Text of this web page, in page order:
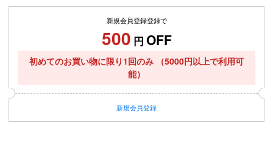
新規会員登録登録で
500 円 OFF
初めてのお買い物に限り1回のみ
（5000円以上で利用可
能）
新規会員登録